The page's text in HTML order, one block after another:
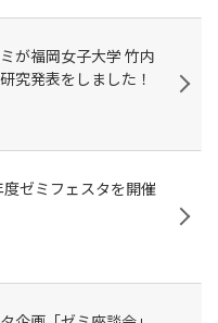
が福岡女子大学 竹内
究発表をしました！
度ゼミフェスタを開催